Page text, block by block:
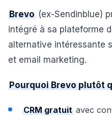
Brevo (ex-Sendinblue)
intégré à sa plateforme
alternative intéressante
et email marketing.
Pourquoi Brevo plutôt
CRM gratuit avec